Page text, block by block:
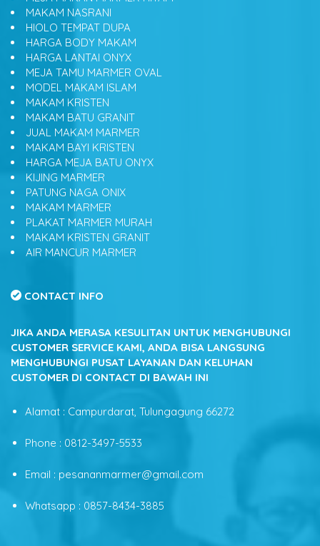
MAKAM NASRANI
HIOLO TEMPAT DUPA
HARGA BODY MAKAM
HARGA LANTAI ONYX
MEJA TAMU MARMER OVAL
MODEL MAKAM ISLAM
MAKAM KRISTEN
MAKAM BATU GRANIT
JUAL MAKAM MARMER
MAKAM BAYI KRISTEN
HARGA MEJA BATU ONYX
KIJING MARMER
PATUNG NAGA ONIX
MAKAM MARMER
PLAKAT MARMER MURAH
MAKAM KRISTEN GRANIT
AIR MANCUR MARMER
CONTACT INFO
JIKA ANDA MERASA KESULITAN UNTUK MENGHUBUNGI
CUSTOMER SERVICE KAMI, ANDA BISA LANGSUNG
MENGHUBUNGI PUSAT LAYANAN DAN KELUHAN
CUSTOMER DI CONTACT DI BAWAH INI
Alamat : Campurdarat, Tulungagung 66272
Phone : 0812-3497-5533
Email : pesananmarmer@gmail.com
Whatsapp : 0857-8434-3885